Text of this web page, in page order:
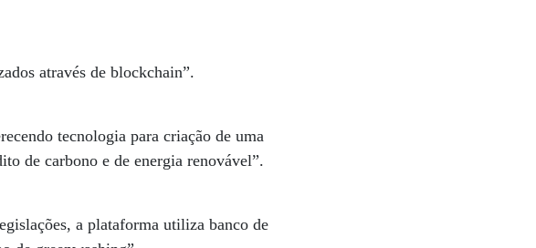
através de blockchain”.
tecnologia para criação de uma
de carbono e de energia renovável”.
a plataforma utiliza banco de